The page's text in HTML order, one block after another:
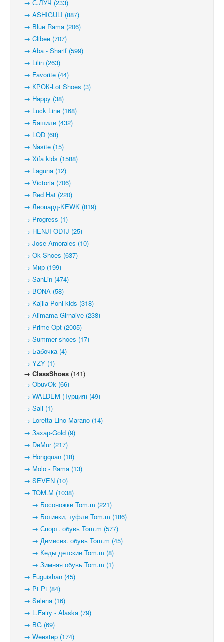
→ С.ЛУЧ (233)
→ ASHIGULI (887)
→ Blue Rama (206)
→ Clibee (707)
→ Aba - Sharif (599)
→ Lilin (263)
→ Favorite (44)
→ КРОК-Lot Shoes (3)
→ Happy (38)
→ Luck Line (168)
→ Башили (432)
→ LQD (68)
→ Nasite (15)
→ Xifa kids (1588)
→ Laguna (12)
→ Victoria (706)
→ Red Hat (220)
→ Леопард-KEWK (819)
→ Progress (1)
→ HENJI-ODTJ (25)
→ Jose-Amorales (10)
→ Ok Shoes (637)
→ Мир (199)
→ SanLin (474)
→ BONA (58)
→ Kajila-Poni kids (318)
→ Alimama-Girnaive (238)
→ Prime-Opt (2005)
→ Summer shoes (17)
→ Бабочка (4)
→ YZY (1)
→ ClassShoes (141)
→ ObuvOk (66)
→ WALDEM (Турция) (49)
→ Sali (1)
→ Loretta-Lino Marano (14)
→ Захар-Gold (9)
→ DeMur (217)
→ Hongquan (18)
→ Molo - Rama (13)
→ SEVEN (10)
→ TOM.M (1038)
→ Босоножки Tom.m (221)
→ Ботинки, туфли Tom.m (186)
→ Спорт. обувь Tom.m (577)
→ Демисез. обувь Tom.m (45)
→ Кеды детские Tom.m (8)
→ Зимняя обувь Tom.m (1)
→ Fuguishan (45)
→ Pt Pt (84)
→ Selena (16)
→ L.Fairy - Alaska (79)
→ BG (69)
→ Weestep (174)